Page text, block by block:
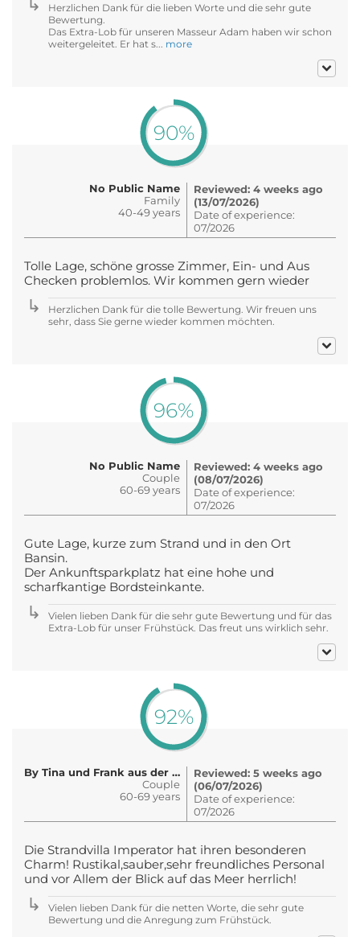
Herzlichen Dank für die lieben Worte und die sehr gute
Bewertung.
Das Extra-Lob für unseren Masseur Adam haben wir schon
weitergeleitet. Er hat s... more
90%
No Public Name
Family
40-49 years
Reviewed: 4 weeks ago
(13/07/2026)
Date of experience:
07/2026
Tolle Lage, schöne grosse Zimmer, Ein- und Aus
Checken problemlos. Wir kommen gern wieder
Herzlichen Dank für die tolle Bewertung. Wir freuen uns
sehr, dass Sie gerne wieder kommen möchten.
96%
No Public Name
Couple
60-69 years
Reviewed: 4 weeks ago
(08/07/2026)
Date of experience:
07/2026
Gute Lage, kurze zum Strand und in den Ort
Bansin.
Der Ankunftsparkplatz hat eine hohe und
scharfkantige Bordsteinkante.
Vielen lieben Dank für die sehr gute Bewertung und für das
Extra-Lob für unser Frühstück. Das freut uns wirklich sehr.
92%
By Tina und Frank aus der Luthers..
Couple
60-69 years
Reviewed: 5 weeks ago
(06/07/2026)
Date of experience:
07/2026
Die Strandvilla Imperator hat ihren besonderen
Charm! Rustikal,sauber,sehr freundliches Personal
und vor Allem der Blick auf das Meer herrlich!
Vielen lieben Dank für die netten Worte, die sehr gute
Bewertung und die Anregung zum Frühstück.